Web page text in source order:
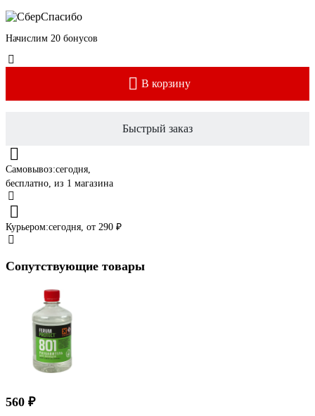
Начислим 20 бонусов
В корзину
Быстрый заказ
Самовывоз:сегодня,
бесплатно, из 1 магазина
Курьером:сегодня, от 290 ₽
Сопутствующие товары
560 ₽